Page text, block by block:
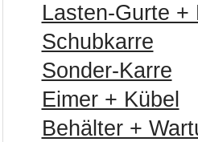
Lasten-Gurte +
Schubkarre
Sonder-Karre
Eimer + Kübel
Behälter +